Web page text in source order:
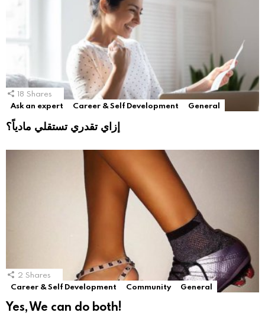
18 Shares
Ask an expert
Career & Self Development General
إزاي تقدري تستقلي مادياً؟
2 Shares
Career & Self Development
Community General
Yes, We can do both!